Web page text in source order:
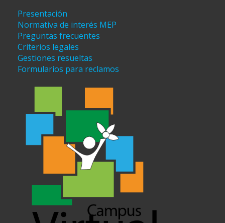
Presentación
Normativa de interés MEP
Preguntas frecuentes
Criterios legales
Gestiones resueltas
Formularios para reclamos